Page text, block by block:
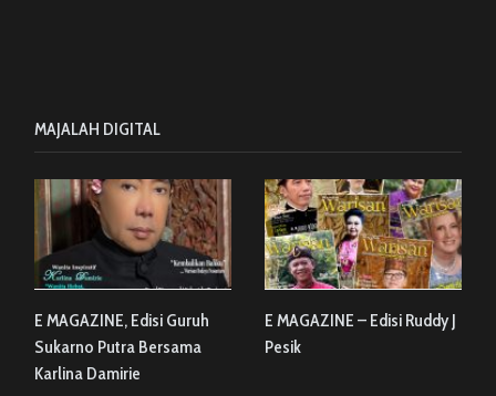
MAJALAH DIGITAL
E MAGAZINE, Edisi Guruh
Sukarno Putra Bersama
Karlina Damirie
E MAGAZINE – Edisi Ruddy J
Pesik